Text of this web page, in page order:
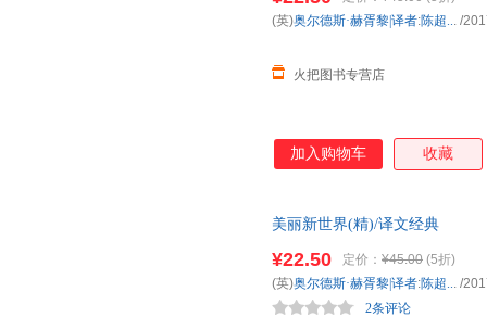
火把图书专营店
(英)奥尔德斯·赫胥黎|译者:陈超... /
加入购物车 收藏
美丽新世界(精)/译文经典
¥22.50 定价： ¥45.00 (5折)
2条评论
(英)奥尔德斯·赫胥黎|译者:陈超... /